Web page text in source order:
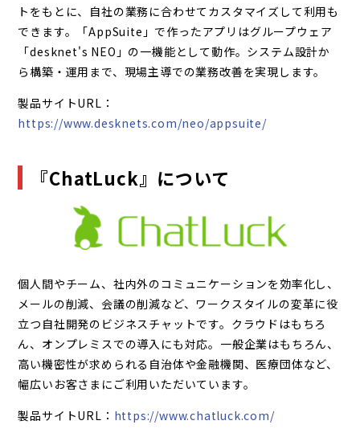
トをもとに、自社の業務に合わせてカスタマイズして利用も
できます。「AppSuite」で作ったアプリはグループウェア
「desknet's NEO」の一機能として動作。システム設計か
ら構築・運用まで、現場主導での業務改善を実現します。
製品サイトURL：
https://www.desknets.com/neo/appsuite/
『ChatLuck』について
個人間やチーム、社内外のコミュニケーションを効率化し、
メールの削減、会議の削減など、ワークスタイルの変革に役
立つ自社開発のビジネスチャットです。クラウドはもちろ
ん、オンプレミスでの導入にも対応。一般企業はもちろん、
高い機密性が求められる自治体や金融機関、医療団体など、
幅広いお客さまにご利用いただいています。
製品サイトURL： https://www.chatluck.com/